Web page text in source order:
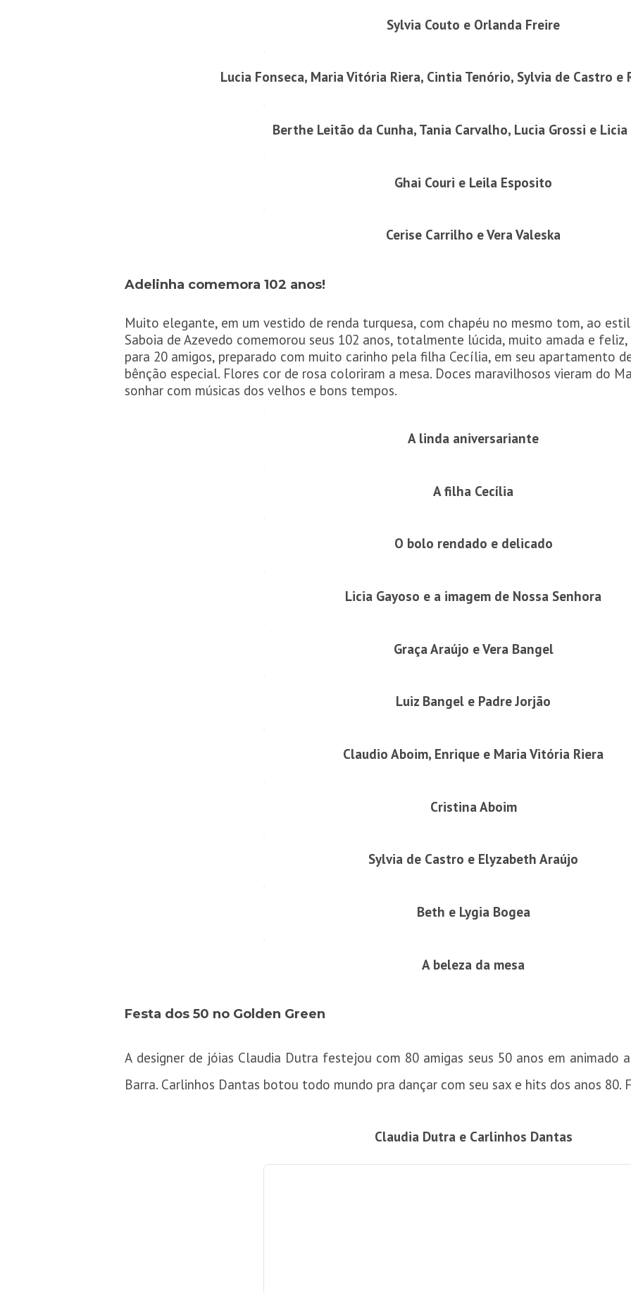
Sylvia Couto e Orlanda Freire
Lucia Fonseca, Maria Vitória Riera, Cintia Tenório, Sylvia de Castro e
Berthe Leitão da Cunha, Tania Carvalho, Lucia Grossi e Licia
Ghai Couri e Leila Esposito
Cerise Carrilho e Vera Valeska
Adelinha comemora 102 anos!
Muito elegante, em um vestido de renda turquesa, com chapéu no mesmo tom, ao
Saboia de Azevedo comemorou seus 102 anos, totalmente lúcida, muito amada e
para 20 amigos, preparado com muito carinho pela filha Cecília, em seu apartamento
bênção especial. Flores cor de rosa coloriram a mesa. Doces maravilhosos vieram do
sonhar com músicas dos velhos e bons tempos.
A linda aniversariante
A filha Cecília
O bolo rendado e delicado
Licia Gayoso e a imagem de Nossa Senhora
Graça Araújo e Vera Bangel
Luiz Bangel e Padre Jorjão
Claudio Aboim, Enrique e Maria Vitória Riera
Cristina Aboim
Sylvia de Castro e Elyzabeth Araújo
Beth e Lygia Bogea
A beleza da mesa
Festa dos 50 no Golden Green
A designer de jóias Claudia Dutra festejou com 80 amigas seus 50 anos em animado
Barra. Carlinhos Dantas botou todo mundo pra dançar com seu sax e hits dos anos 80.
Claudia Dutra e Carlinhos Dantas